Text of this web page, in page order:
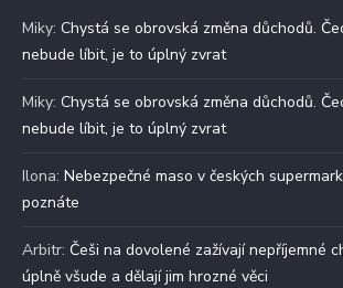
Miky: Chystá se obrovská změna důchodů.
nebude líbit, je to úplný zvrat
Miky: Chystá se obrovská změna důchodů.
nebude líbit, je to úplný zvrat
Ilona: Nebezpečné maso v českých
poznáte
Arbitr: Češi na dovolené zažívají nepříjemné
úplně všude a dělají jim hrozné věci